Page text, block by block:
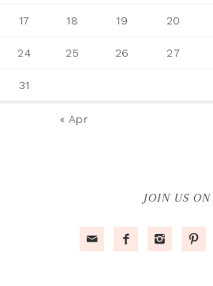
« Apr
17 18 19 20
24 25 26 27
31
JOIN US ON
   